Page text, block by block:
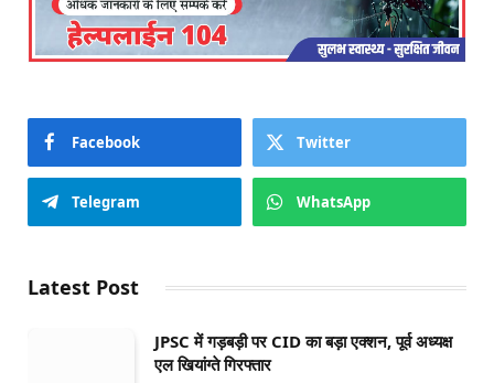
Facebook Twitter
Telegram WhatsApp
Latest Post
JPSC में गड़बड़ी पर CID का बड़ा एक्शन, पूर्व अध्यक्ष
एल खियांग्ते गिरफ्तार